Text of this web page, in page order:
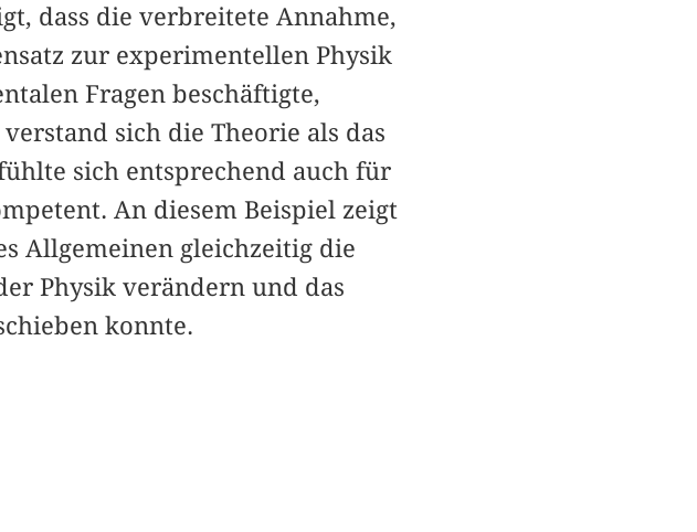
dass die verbreitete Annahme,
zur experimentellen Physik
Fragen beschäftigte,
sich die Theorie als das
sich entsprechend auch für
An diesem Beispiel zeigt
Allgemeinen gleichzeitig die
Physik verändern und das
konnte.